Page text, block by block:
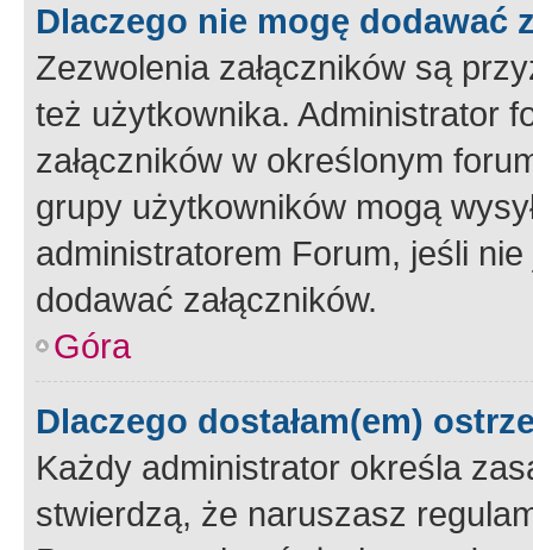
Dlaczego nie mogę dodawać
Zezwolenia załączników są
też użytkownika. Administrator
załączników w określonym
grupy użytkowników mogą
administratorem Forum, jeśli
dodawać załączników.
Góra
Dlaczego dostałam(em)
Każdy administrator określa
stwierdzą, że naruszasz